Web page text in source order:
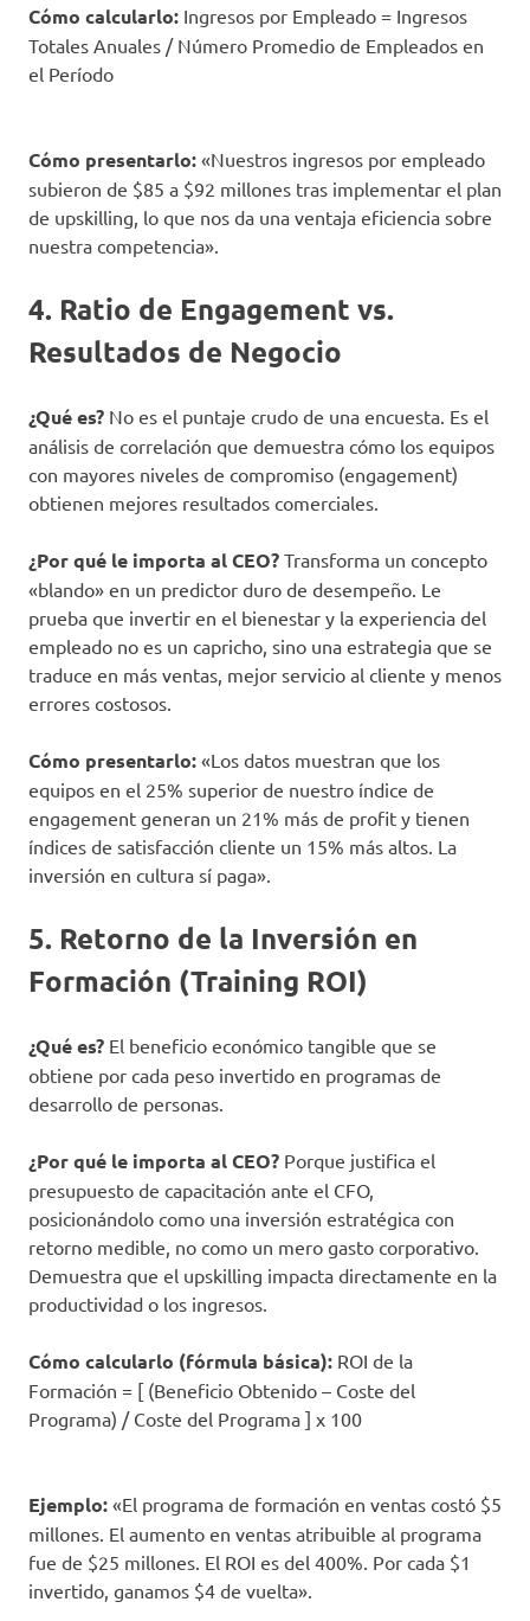
Cómo calcularlo: Ingresos por Empleado = Ingresos
Totales Anuales / Número Promedio de Empleados en
el Período
Cómo presentarlo: «Nuestros ingresos por empleado
subieron de $85 a $92 millones tras implementar el plan
de upskilling, lo que nos da una ventaja eficiencia sobre
nuestra competencia».
4. Ratio de Engagement vs.
Resultados de Negocio
¿Qué es? No es el puntaje crudo de una encuesta. Es el
análisis de correlación que demuestra cómo los equipos
con mayores niveles de compromiso (engagement)
obtienen mejores resultados comerciales.
¿Por qué le importa al CEO? Transforma un concepto
«blando» en un predictor duro de desempeño. Le
prueba que invertir en el bienestar y la experiencia del
empleado no es un capricho, sino una estrategia que se
traduce en más ventas, mejor servicio al cliente y menos
errores costosos.
Cómo presentarlo: «Los datos muestran que los
equipos en el 25% superior de nuestro índice de
engagement generan un 21% más de profit y tienen
índices de satisfacción cliente un 15% más altos. La
inversión en cultura sí paga».
5. Retorno de la Inversión en
Formación (Training ROI)
¿Qué es? El beneficio económico tangible que se
obtiene por cada peso invertido en programas de
desarrollo de personas.
¿Por qué le importa al CEO? Porque justifica el
presupuesto de capacitación ante el CFO,
posicionándolo como una inversión estratégica con
retorno medible, no como un mero gasto corporativo.
Demuestra que el upskilling impacta directamente en la
productividad o los ingresos.
Cómo calcularlo (fórmula básica): ROI de la
Formación = [ (Beneficio Obtenido – Coste del
Programa) / Coste del Programa ] x 100
Ejemplo: «El programa de formación en ventas costó $5
millones. El aumento en ventas atribuible al programa
fue de $25 millones. El ROI es del 400%. Por cada $1
invertido, ganamos $4 de vuelta».